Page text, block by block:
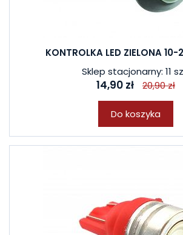
KONTROLKA LED ZIELONA
Sklep stacjonarny: 11
14,90 zł 20,90 zł
Do koszyka